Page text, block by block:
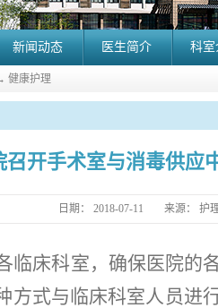
新闻动态 医生简介 科
健康护理
召开手术室与消毒供应
日期： 2018-07-11 来源： 护
临床科室，确保医院的
方式与临床科室人员进